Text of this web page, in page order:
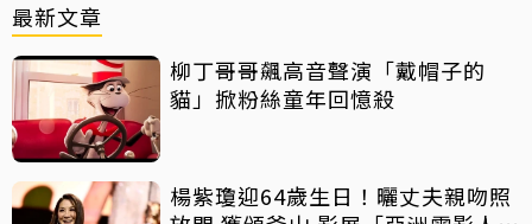
最新文章
柳丁哥哥飆高音聲演「戴帽子的
貓」掀粉絲童年回憶殺
楊紫瓊迎64歲生日！曬丈夫親吻照